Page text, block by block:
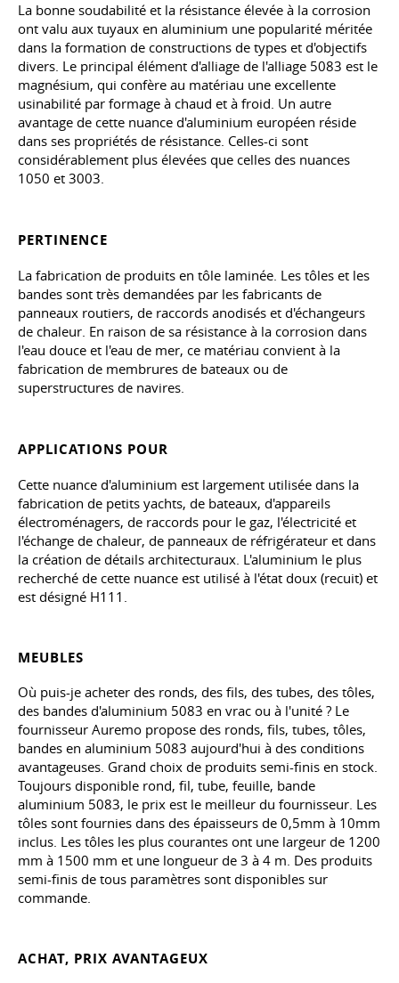
La bonne soudabilité et la résistance élevée à la corrosion
ont valu aux tuyaux en aluminium une popularité méritée
dans la formation de constructions de types et d'objectifs
divers. Le principal élément d'alliage de l'alliage 5083 est le
magnésium, qui confère au matériau une excellente
usinabilité par formage à chaud et à froid. Un autre
avantage de cette nuance d'aluminium européen réside
dans ses propriétés de résistance. Celles-ci sont
considérablement plus élevées que celles des nuances
1050 et 3003.
PERTINENCE
La fabrication de produits en tôle laminée. Les tôles et les
bandes sont très demandées par les fabricants de
panneaux routiers, de raccords anodisés et d'échangeurs
de chaleur. En raison de sa résistance à la corrosion dans
l'eau douce et l'eau de mer, ce matériau convient à la
fabrication de membrures de bateaux ou de
superstructures de navires.
APPLICATIONS POUR
Cette nuance d'aluminium est largement utilisée dans la
fabrication de petits yachts, de bateaux, d'appareils
électroménagers, de raccords pour le gaz, l'électricité et
l'échange de chaleur, de panneaux de réfrigérateur et dans
la création de détails architecturaux. L'aluminium le plus
recherché de cette nuance est utilisé à l'état doux (recuit) et
est désigné H111.
MEUBLES
Où puis-je acheter des ronds, des fils, des tubes, des tôles,
des bandes d'aluminium 5083 en vrac ou à l'unité ? Le
fournisseur Auremo propose des ronds, fils, tubes, tôles,
bandes en aluminium 5083 aujourd'hui à des conditions
avantageuses. Grand choix de produits semi-finis en stock.
Toujours disponible rond, fil, tube, feuille, bande
aluminium 5083, le prix est le meilleur du fournisseur. Les
tôles sont fournies dans des épaisseurs de 0,5mm à 10mm
inclus. Les tôles les plus courantes ont une largeur de 1200
mm à 1500 mm et une longueur de 3 à 4 m. Des produits
semi-finis de tous paramètres sont disponibles sur
commande.
ACHAT, PRIX AVANTAGEUX